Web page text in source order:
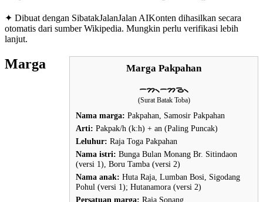
✦ Dibuat dengan SibatakJalanJalan AIKonten dihasilkan secara
otomatis dari sumber Wikipedia. Mungkin perlu verifikasi lebih
lanjut.
Marga Pakpahan
ᯇᯂ᯲ᯇᯂᯉ᯲
(Surat Batak Toba)
Nama marga: Pakpahan, Samosir Pakpahan
Arti: Pakpak/h (k:h) + an (Paling Puncak)
Leluhur: Raja Toga Pakpahan
Nama istri: Bunga Bulan Monang Br. Sitindaon
(versi 1), Boru Tamba (versi 2)
Nama anak: Huta Raja, Lumban Bosi, Sigodang
Pohul (versi 1); Hutanamora (versi 2)
Persatuan marga: Raja Sonang
Marga